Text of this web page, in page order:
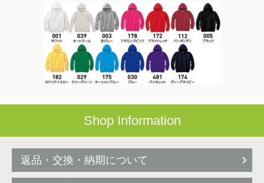
Shop Information
返品・交換・納期について